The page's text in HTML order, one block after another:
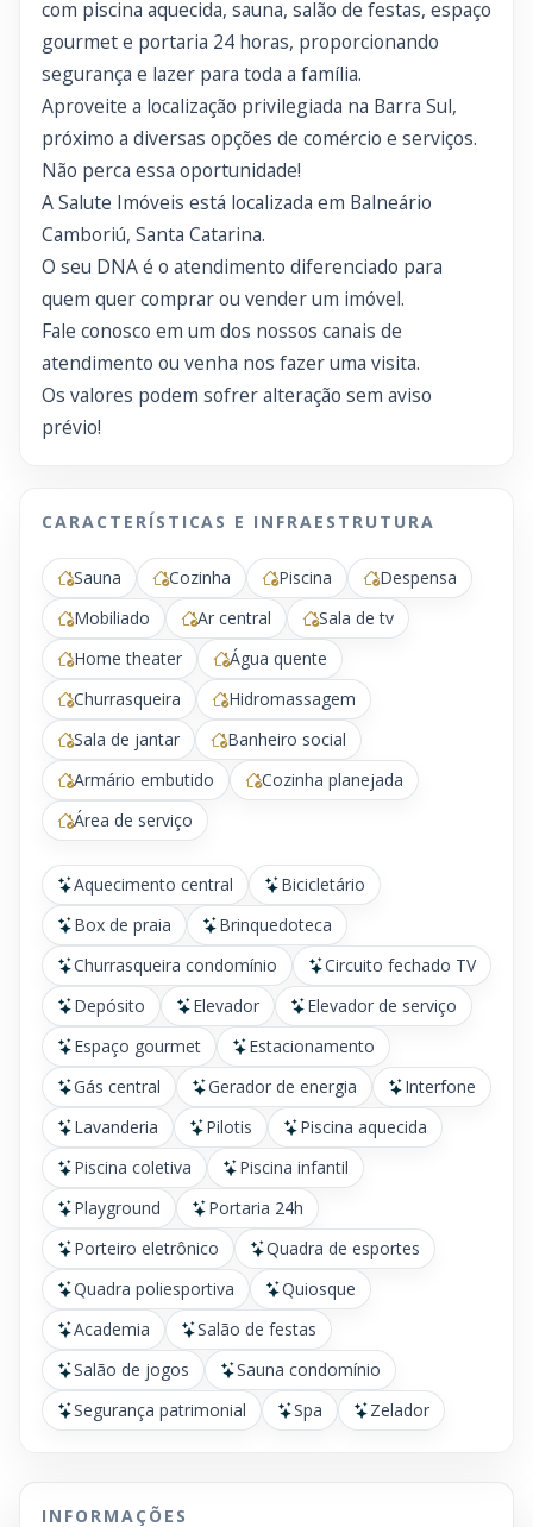
com piscina aquecida, sauna, salão de festas, espaço
gourmet e portaria 24 horas, proporcionando
segurança e lazer para toda a família.
Aproveite a localização privilegiada na Barra Sul,
próximo a diversas opções de comércio e serviços.
Não perca essa oportunidade!
A Salute Imóveis está localizada em Balneário
Camboriú, Santa Catarina.
O seu DNA é o atendimento diferenciado para
quem quer comprar ou vender um imóvel.
Fale conosco em um dos nossos canais de
atendimento ou venha nos fazer uma visita.
Os valores podem sofrer alteração sem aviso
prévio!
CARACTERÍSTICAS E INFRAESTRUTURA
Sauna Cozinha Piscina
Despensa
Mobiliado
Ar central
Sala de tv
Home theater
Água quente
Churrasqueira
Hidromassagem
Sala de jantar
Banheiro social
Armário embutido
Cozinha planejada
Área de serviço
Aquecimento central
Bicicletário
Box de praia
Brinquedoteca
Churrasqueira condomínio
Circuito fechado TV
Depósito
Elevador
Elevador de serviço
Espaço gourmet
Estacionamento
Gás central
Gerador de energia
Interfone
Lavanderia
Pilotis
Piscina aquecida
Piscina coletiva
Piscina infantil
Playground
Portaria 24h
Porteiro eletrônico
Quadra de esportes
Quadra poliesportiva
Quiosque
Academia
Salão de festas
Salão de jogos
Sauna condomínio
Segurança patrimonial
Spa Zelador
INFORMAÇÕES